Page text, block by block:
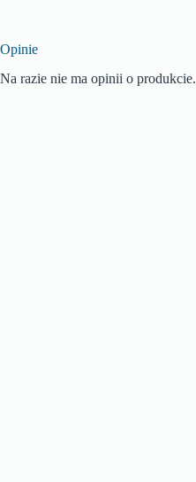
Opinie
Na razie nie ma opinii o produkcie.